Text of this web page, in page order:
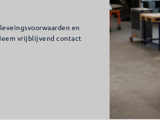
en
vrijblijvend contact